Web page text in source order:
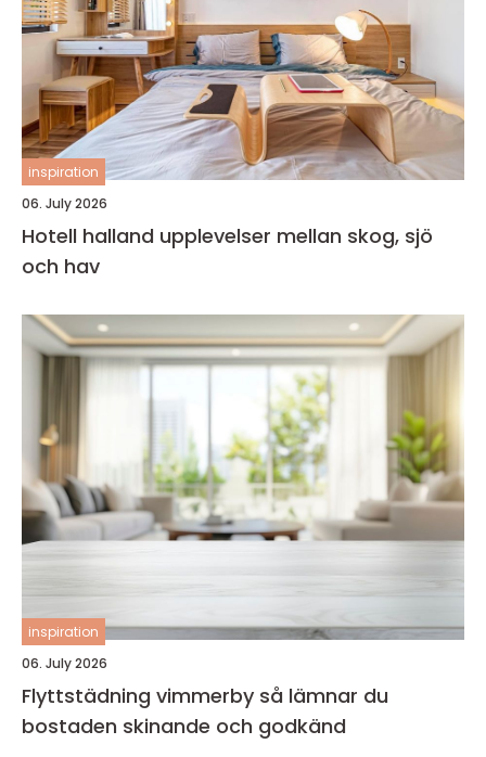
inspiration
06. July 2026
Hotell halland upplevelser mellan skog, sjö
och hav
inspiration
06. July 2026
Flyttstädning vimmerby så lämnar du
bostaden skinande och godkänd